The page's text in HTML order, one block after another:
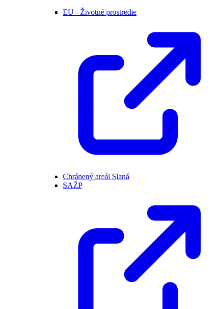
EU - Životné prostredie
Chránený areál Slaná
SAŽP